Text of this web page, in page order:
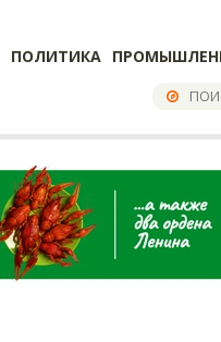
ПОЛИТИКА